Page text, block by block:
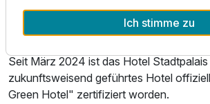
Ausstattung
Für 3 Tage
frischen und regional geprägten
ergänzt durch ein reichhaltiges Spektrum
Seit März 2024 ist das Hotel
zukunftsweisend geführtes Hotel
Green Hotel" zertifiziert worden.
Ich stimme zu